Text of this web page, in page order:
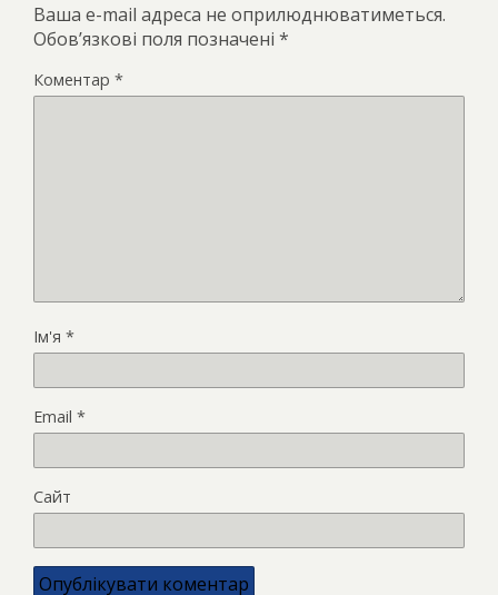
Ваша e-mail адреса не оприлюднюватиметься.
Обов’язкові поля позначені *
Коментар *
Ім'я *
Email *
Сайт